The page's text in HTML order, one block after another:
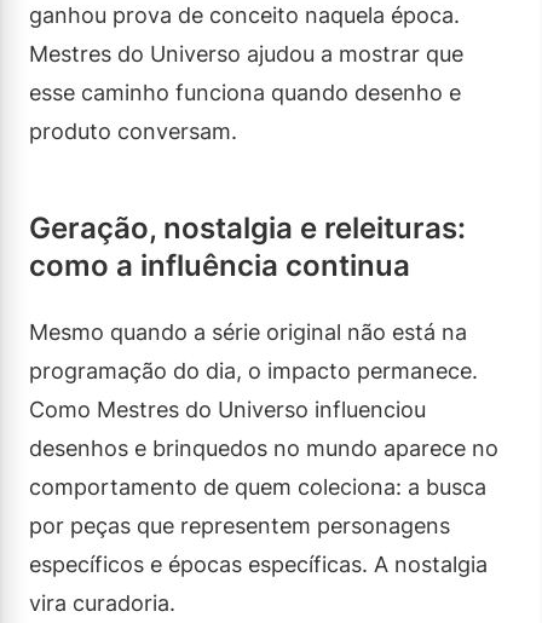
ganhou prova de conceito naquela época.
Mestres do Universo ajudou a mostrar que
esse caminho funciona quando desenho e
produto conversam.
Geração, nostalgia e releituras:
como a influência continua
Mesmo quando a série original não está na
programação do dia, o impacto permanece.
Como Mestres do Universo influenciou
desenhos e brinquedos no mundo aparece no
comportamento de quem coleciona: a busca
por peças que representem personagens
específicos e épocas específicas. A nostalgia
vira curadoria.